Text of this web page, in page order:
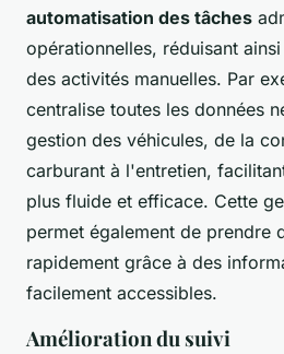
automatisation des tâches
opérationnelles, réduisant
des activités manuelles. Par
centralise toutes les données
gestion des véhicules, de la
carburant à l'entretien,
plus fluide et efficace. Cette
permet également de prendre
rapidement grâce à des
facilement accessibles.
Amélioration du suivi